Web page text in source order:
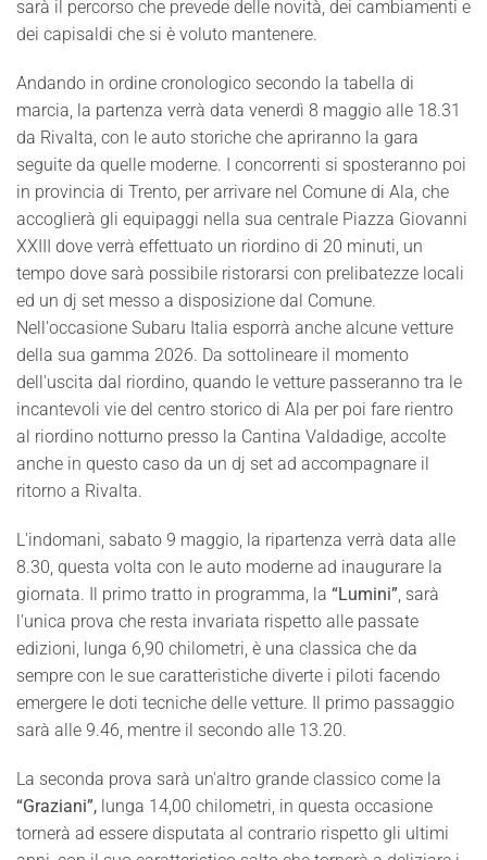
sarà il percorso che prevede delle novità, dei cambiamenti e
dei capisaldi che si è voluto mantenere.
Andando in ordine cronologico secondo la tabella di
marcia, la partenza verrà data venerdì 8 maggio alle 18.31
da Rivalta, con le auto storiche che apriranno la gara
seguite da quelle moderne. I concorrenti si sposteranno poi
in provincia di Trento, per arrivare nel Comune di Ala, che
accoglierà gli equipaggi nella sua centrale Piazza Giovanni
XXIII dove verrà effettuato un riordino di 20 minuti, un
tempo dove sarà possibile ristorarsi con prelibatezze locali
ed un dj set messo a disposizione dal Comune.
Nell'occasione Subaru Italia esporrà anche alcune vetture
della sua gamma 2026. Da sottolineare il momento
dell'uscita dal riordino, quando le vetture passeranno tra le
incantevoli vie del centro storico di Ala per poi fare rientro
al riordino notturno presso la Cantina Valdadige, accolte
anche in questo caso da un dj set ad accompagnare il
ritorno a Rivalta.
L'indomani, sabato 9 maggio, la ripartenza verrà data alle
8.30, questa volta con le auto moderne ad inaugurare la
giornata. Il primo tratto in programma, la “Lumini” , sarà
l'unica prova che resta invariata rispetto alle passate
edizioni, lunga 6,90 chilometri, è una classica che da
sempre con le sue caratteristiche diverte i piloti facendo
emergere le doti tecniche delle vetture. Il primo passaggio
sarà alle 9.46, mentre il secondo alle 13.20.
La seconda prova sarà un'altro grande classico come la
“Graziani”, lunga 14,00 chilometri, in questa occasione
tornerà ad essere disputata al contrario rispetto gli ultimi